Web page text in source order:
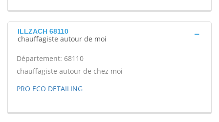
ILLZACH 68110
chauffagiste autour de moi
Département: 68110
chauffagiste autour de chez moi
PRO ECO DETAILING